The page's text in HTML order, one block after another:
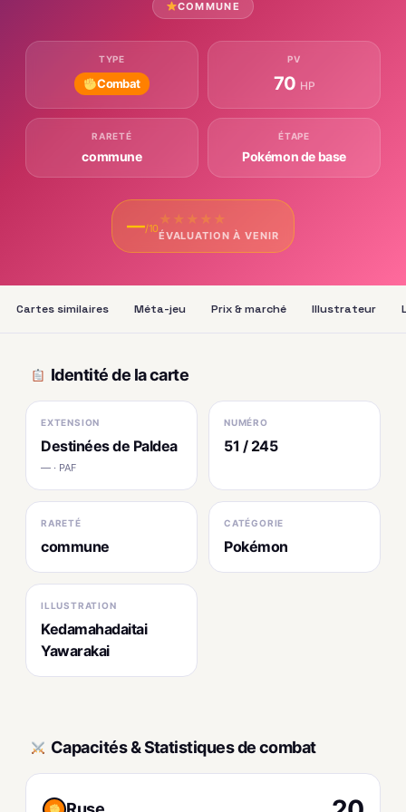
COMMUNE
TYPE
Combat
PV
70 HP
RARETÉ
commune
ÉTAPE
Pokémon de base
—/10
★ ★ ★ ★ ★
ÉVALUATION À VENIR
Cartes similaires Méta-jeu Prix & marché Illustrateur
Identité de la carte
EXTENSION
Destinées de Paldea
— · PAF
NUMÉRO
51 / 245
RARETÉ
commune
CATÉGORIE
Pokémon
ILLUSTRATION
Kedamahadaitai
Yawarakai
Capacités & Statistiques de combat